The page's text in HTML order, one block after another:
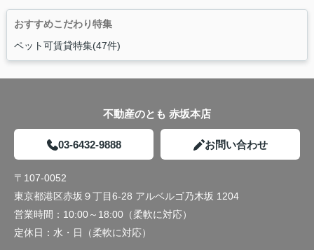
おすすめこだわり特集
ペット可賃貸特集(47件)
不動産のとも 赤坂本店
03-6432-9888 お問い合わせ
〒107-0052
東京都港区赤坂９丁目6-28 アルベルゴ乃木坂 1204
営業時間： 10:00～18:00（柔軟に対応）
定休日： 水・日（柔軟に対応）